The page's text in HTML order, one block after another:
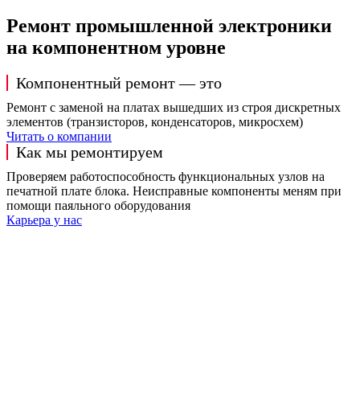
Ремонт промышленной электроники
на компонентном уровне
Компонентный ремонт — это
Ремонт с заменой на платах вышедших из строя дискретных
элементов (транзисторов, конденсаторов, микросхем)
Читать о компании
Как мы ремонтируем
Проверяем работоспособность функциональных узлов на
печатной плате блока. Неисправные компоненты меням при
помощи паяльного оборудования
Карьера у нас